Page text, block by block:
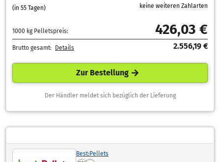
(in 55 Tagen)
keine weiteren Zahlarten
1000 kg Pelletspreis: 426,03 €
Brutto gesamt: Details 2.556,19 €
Zur Bestellung
Der Händler meldet sich bezüglich der Lieferung
Best:Pellets